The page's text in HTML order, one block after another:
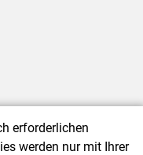
|Barrierefreiheit|
erforderlichen
werden nur mit Ihrer